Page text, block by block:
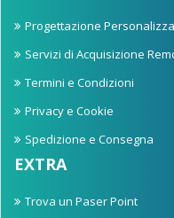
Progettazione
Servizi di Acquisizione
Termini e Condizioni
Privacy e Cookie
Spedizione e Consegna
EXTRA
Trova un Paser Point